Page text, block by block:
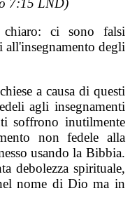
ci sono falsi
all'insegnamento degli
a causa di questi
agli insegnamenti
soffrono inutilmente
non fedele alla
usando la Bibbia.
debolezza spirituale,
nome di Dio ma in